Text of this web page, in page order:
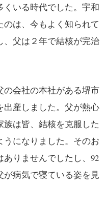
いる時代でした。宇和
は、今もよく知られて
、父は２年で結核が完治
会社の本社がある堺市
出産しました。父が熱心
は皆、結核を克服した
になりました。そのお
りませんでしたし、92
病気で寝ている姿を見